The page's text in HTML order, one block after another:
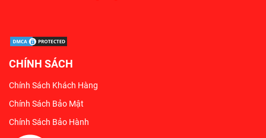
CHÍNH SÁCH
Chính Sách Khách Hàng
Chính Sách Bảo Mật
Chính Sách Bảo Hành